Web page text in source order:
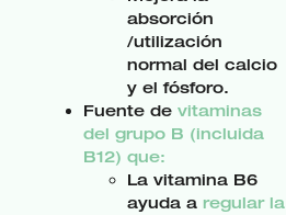
absorción
/utilización
normal del calcio
y el fósforo.
Fuente de vitaminas
del grupo B (incluida
B12) que:
La vitamina B6
ayuda a regular la